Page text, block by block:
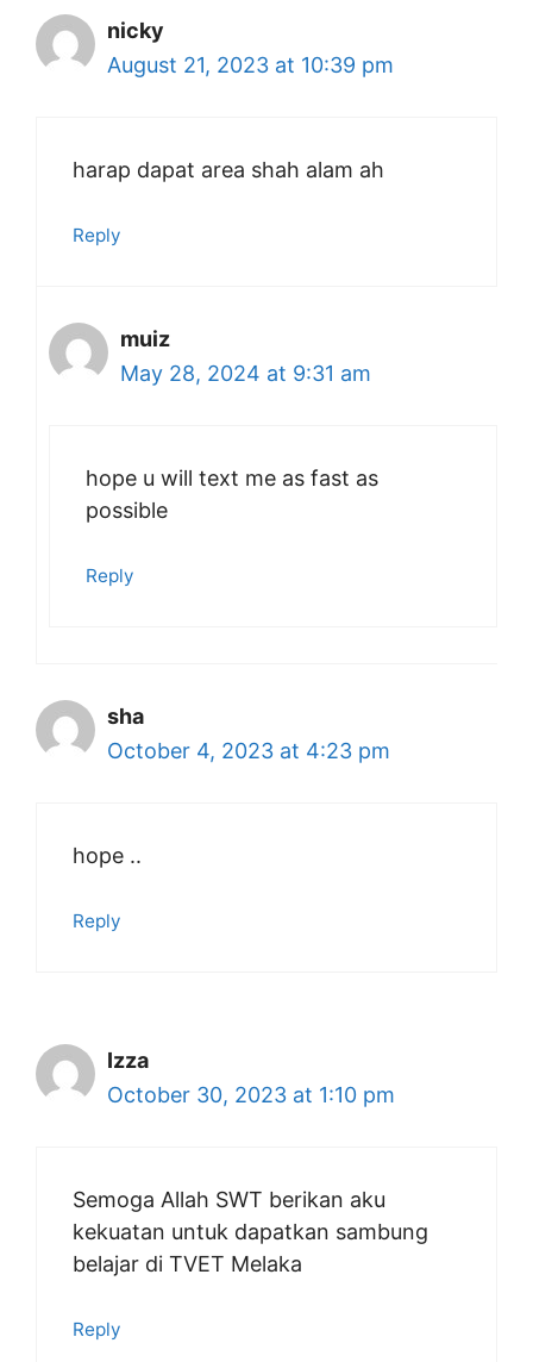
nicky
August 21, 2023 at 10:39 pm
harap dapat area shah alam ah
Reply
muiz
May 28, 2024 at 9:31 am
hope u will text me as fast as
possible
Reply
sha
October 4, 2023 at 4:23 pm
hope ..
Reply
Izza
October 30, 2023 at 1:10 pm
Semoga Allah SWT berikan aku
kekuatan untuk dapatkan sambung
belajar di TVET Melaka
Reply